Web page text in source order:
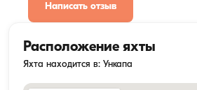
Написать отзыв
Расположение яхты
Яхта находится в: Ункапа